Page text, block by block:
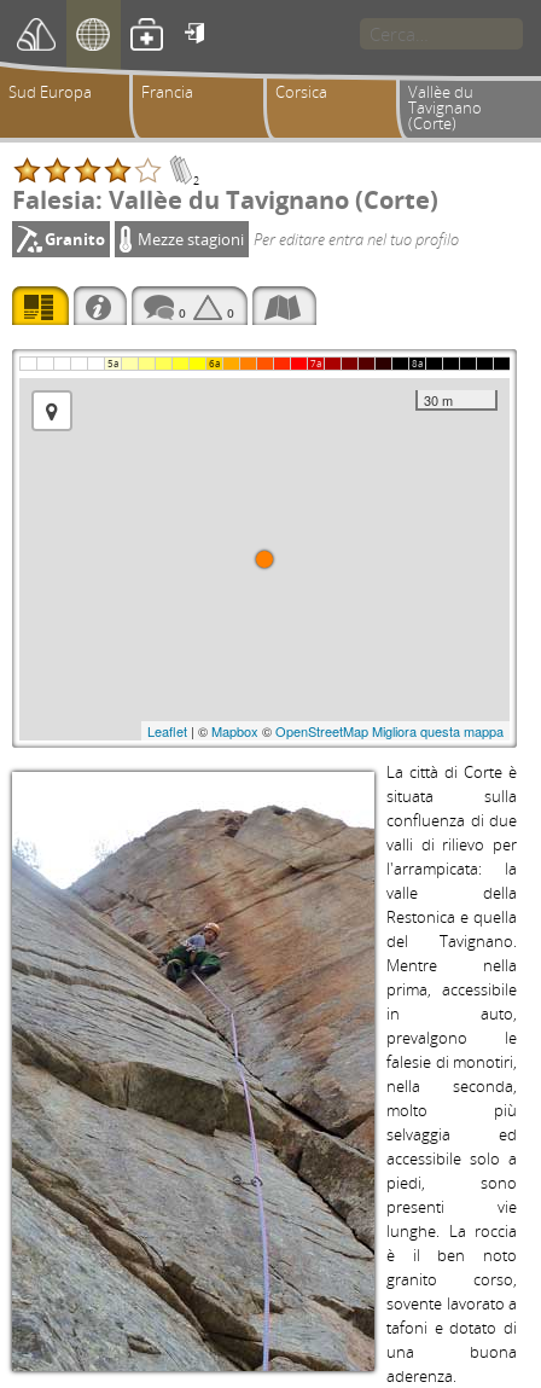

Sud Europa Francia Corsica Vallèe du
Tavignano
(Corte)
2
Falesia: Vallèe du Tavignano (Corte)
Granito Mezze stagioni Per editare entra nel tuo profilo
0 0
5a 6a 7a 8a
30 m
Leaflet | ©Mapbox ©OpenStreetMapMigliora questa mappa
La città di Corte è
situata sulla
confluenza di due
valli di rilievo per
l'arrampicata: la
valle della
Restonica e quella
del Tavignano.
Mentre nella
prima, accessibile
in auto,
prevalgono le
falesie di monotiri,
nella seconda,
molto più
selvaggia ed
accessibile solo a
piedi, sono
presenti vie
lunghe. La roccia
è il ben noto
granito corso,
sovente lavorato a
tafoni e dotato di
una buona
aderenza.